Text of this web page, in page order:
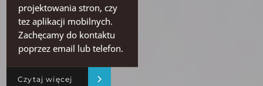
projektowania stron, czy
tez aplikacji mobilnych.
Zachęcamy do kontaktu
poprzez email lub telefon.
Czytaj więcej